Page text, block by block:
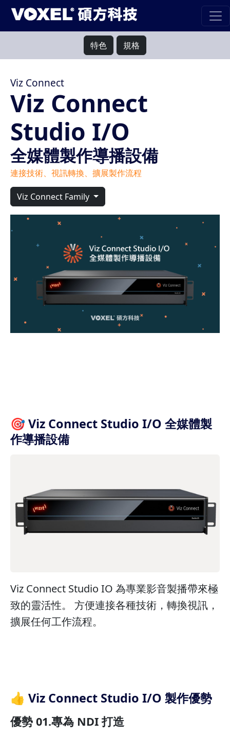
特色 規格
Viz Connect
Viz Connect
Studio I/O
全媒體製作導播設備
連接技術、視訊轉換、擴展製作流程
Viz Connect Family
🎯 Viz Connect Studio I/O 全媒體製
作導播設備
Viz Connect Studio IO 為專業影音製播帶來極
致的靈活性。 方便連接各種技術，轉換視訊，
擴展任何工作流程。
👍 Viz Connect Studio I/O 製作優勢
優勢 01.專為 NDI 打造